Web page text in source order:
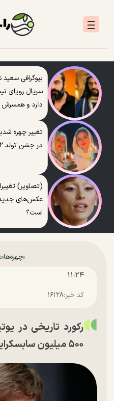
بیوگرافی
سریال رویای
دارد و
تغییر چهره
در جشن تولد ۲۲ سالگی + تصاویر
(تصاویر)
عکس‌های
است؟
چهره‌ها
۱۱:۲۴
کد خبر:۱۶۱۲۸
۵۰۰ میلیون سابسکرایبر گذشت